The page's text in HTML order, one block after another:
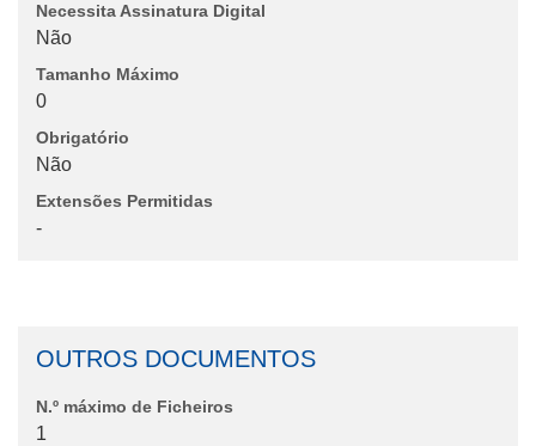
Necessita Assinatura Digital
Não
Tamanho Máximo
0
Obrigatório
Não
Extensões Permitidas
-
OUTROS DOCUMENTOS
N.º máximo de Ficheiros
1